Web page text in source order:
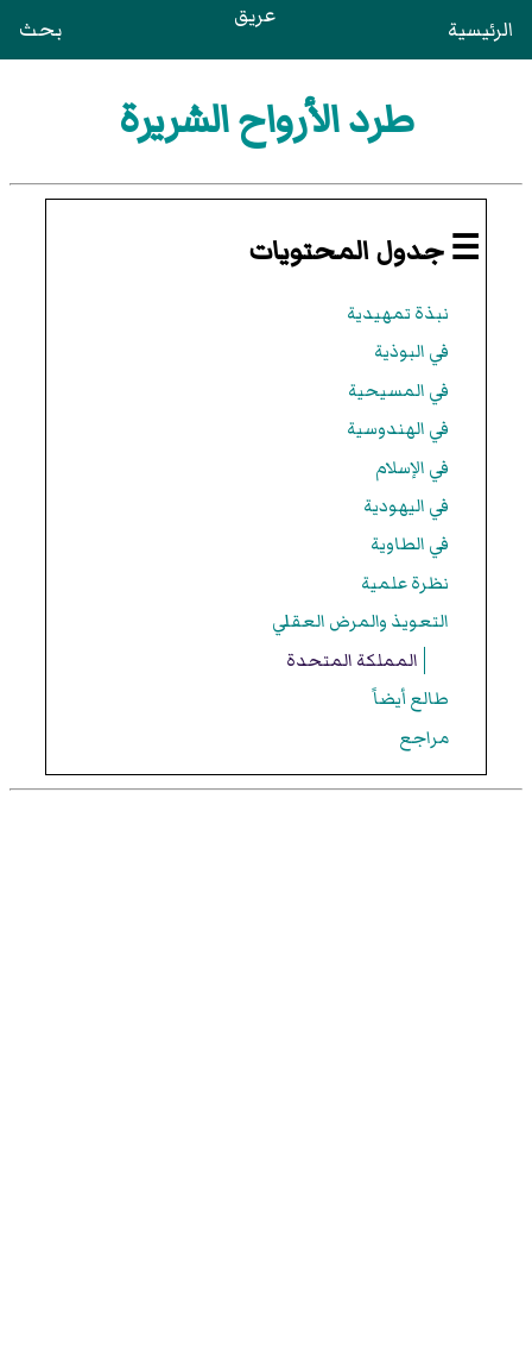
الرئيسية عريق بحث
طرد الأرواح الشريرة
☰ جدول المحتويات
نبذة تمهيدية
في البوذية
في المسيحية
في الهندوسية
في الإسلام
في اليهودية
في الطاوية
نظرة علمية
التعويذ والمرض العقلي
المملكة المتحدة
طالع أيضاً
مراجع